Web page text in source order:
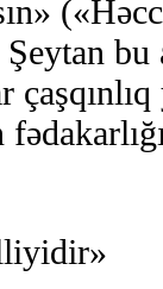
bu